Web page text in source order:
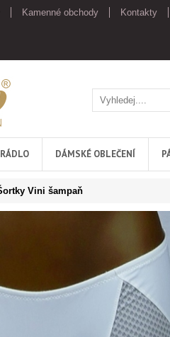
Kamenné obchody
Kontakty
DÁMSKÉ OBLEČENÍ
Vini šampaň